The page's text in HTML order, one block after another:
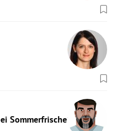
Sommerfrische